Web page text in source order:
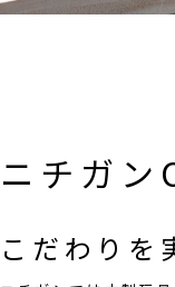
ニチガン
こだわりを